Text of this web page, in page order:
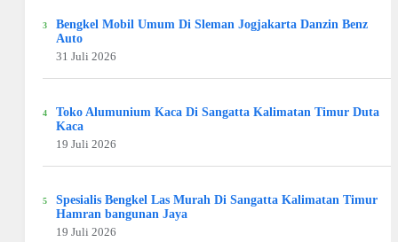
Bengkel Mobil Umum Di Sleman Jogjakarta Danzin Benz
Auto
31 Juli 2026
Toko Alumunium Kaca Di Sangatta Kalimatan Timur Duta
Kaca
19 Juli 2026
Spesialis Bengkel Las Murah Di Sangatta Kalimatan Timur
Hamran bangunan Jaya
19 Juli 2026